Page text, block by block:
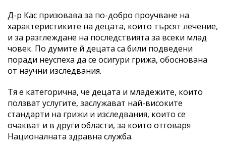
Д-р Кас призовава за по-добро проучване на
характеристиките на децата, които търсят лечение,
и за разглеждане на последствията за всеки млад
човек. По думите й децата са били подведени
поради неуспеха да се осигури грижа, обоснована
от научни изследвания.
Тя е категорична, че децата и младежите, които
ползват услугите, заслужават най-високите
стандарти на грижи и изследвания, които се
очакват и в други области, за които отговаря
Националната здравна служба.